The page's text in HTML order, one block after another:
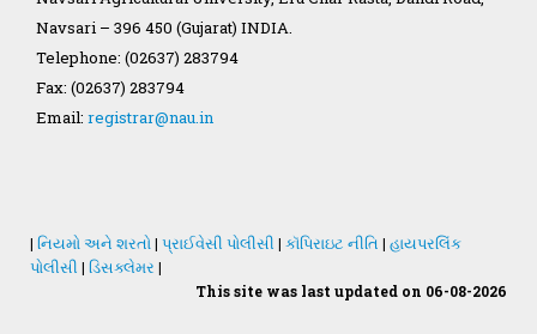
Statastics
Navsari – 396 450 (Gujarat) INDIA.
Telephone: (02637) 283794
Fax: (02637) 283794
Email: registrar@nau.in
| નિયમો અને શરતો| પ્રાઈવેસી પોલીસી | કૉપિરાઇટ નીતિ | હાયપરલિંક
પોલીસી | ડિસક્લેમર |
This site was last updated on 06-08-2026